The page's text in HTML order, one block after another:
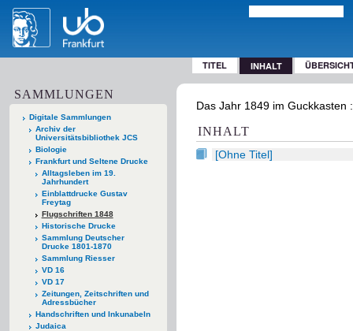
TITEL INHALT
SAMMLUNGEN
Digitale Sammlungen
Archiv der
Universitätsbibliothek JCS
Biologie
Frankfurt und Seltene Drucke
Alltagsleben im 19.
Jahrhundert
Einblattdrucke Gustav
Freytag
Flugschriften 1848
Historische Drucke
Sammlung Deutscher
Drucke 1801-1870
Sammlung Riesser
VD 16
VD 17
Zeitungen, Zeitschriften und
Adressbücher
Handschriften und Inkunabeln
Judaica
Das Jahr 1849 im Guckkasten
INHALT
[Ohne Titel]